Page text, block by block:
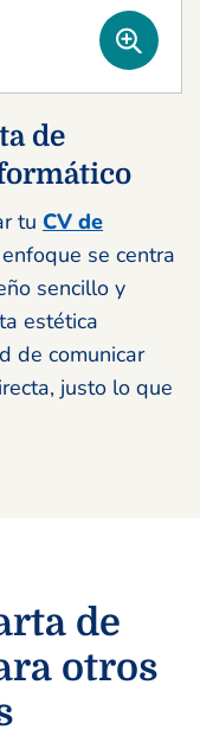
de
tu CV de
se centra
sencillo y
estética
de comunicar
justo lo que
de
otros